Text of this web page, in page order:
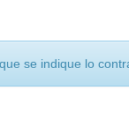
se indique lo